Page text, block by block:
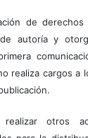
de
autoría y
realiza cargos a
otros